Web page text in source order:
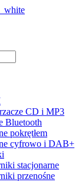
CD i MP3
Bluetooth
pokrętłem
cyfrowo i DAB+
stacjonarne
przenośne